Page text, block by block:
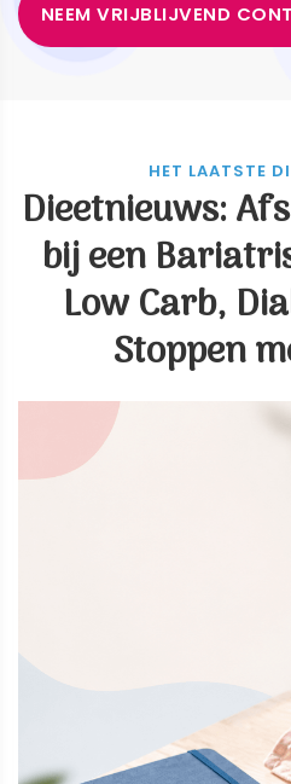
NEEM VRIJBLIJVEND
HET LAATSTE
Dieetnieuws:
bij een
Low Carb,
Stoppen